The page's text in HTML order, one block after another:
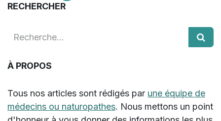
RECHERCHER
À PROPOS
Tous nos articles sont rédigés par une équipe de
médecins ou naturopathes. Nous mettons un point